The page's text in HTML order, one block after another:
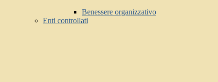
Benessere organizzativo
Enti controllati